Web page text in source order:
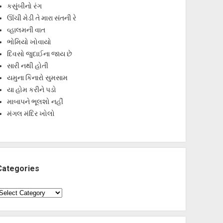
કસુંબીનો રંગ
ઊંચી મેડી તે મારા સંતની રે
વ્હાલમની વાત
ભોમિયો ખોવાયો
દિવસો જુદાઈના જાય છે
સારી નથી હોતી
યમુના કિનારો સુમસામ
યા હોમ કરીને પડો
માબાપને ભૂલશો નહીં
મંગલ મંદિર ખોલો